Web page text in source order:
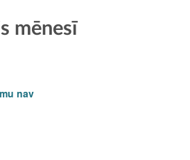
mēnesī
nav